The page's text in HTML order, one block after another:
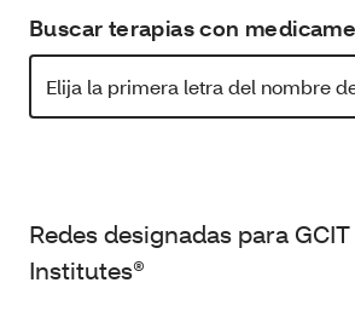
Buscar terapias con
Redes designadas para
Institutes®